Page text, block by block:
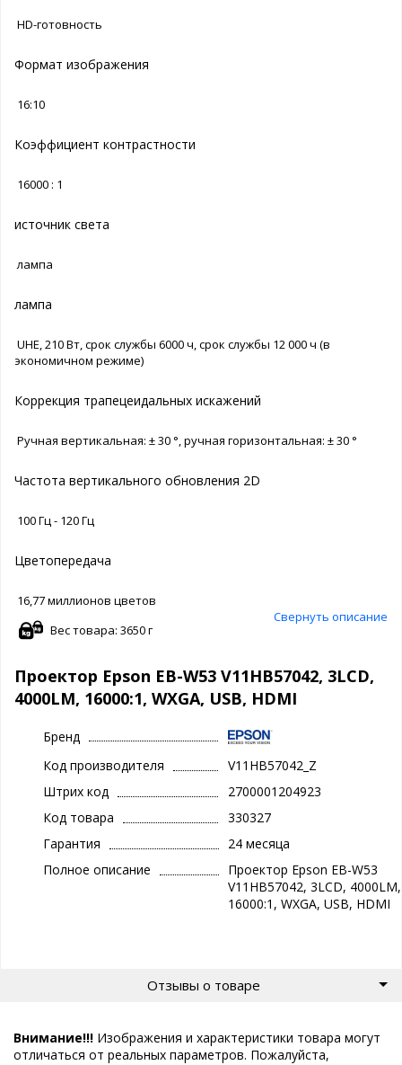
HD-готовность
Формат изображения
16:10
Коэффициент контрастности
16000 : 1
источник света
лампа
лампа
UHE, 210 Вт, срок службы 6000 ч, срок службы 12 000 ч (в
экономичном режиме)
Коррекция трапецеидальных искажений
Ручная вертикальная: ± 30 °, ручная горизонтальная: ± 30 °
Частота вертикального обновления 2D
100 Гц - 120 Гц
Цветопередача
16,77 миллионов цветов
Свернуть описание
Вес товара: 3650 г
Проектор Epson EB-W53 V11HB57042, 3LCD,
4000LM, 16000:1, WXGA, USB, HDMI
Бренд
Код производителя
V11HB57042_Z
Штрих код
2700001204923
Код товара
330327
Гарантия
24 месяца
Полное описание
Проектор Epson EB-W53
V11HB57042, 3LCD, 4000LM,
16000:1, WXGA, USB, HDMI
Отзывы о товаре
Внимание!!! Изображения и характеристики товара могут
отличаться от реальных параметров. Пожалуйста,